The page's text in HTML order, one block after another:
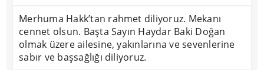
Merhuma Hakk’tan rahmet diliyoruz. Mekanı
cennet olsun. Başta Sayın Haydar Baki Doğan
olmak üzere ailesine, yakınlarına ve sevenlerine
sabır ve başsağlığı diliyoruz.